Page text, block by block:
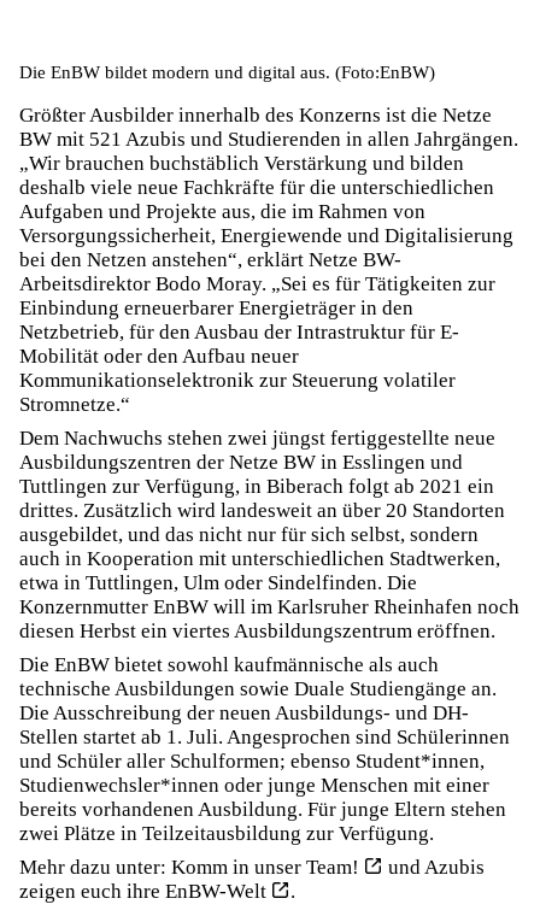
Die EnBW bildet modern und digital aus. (Foto:EnBW)
Größter Ausbilder innerhalb des Konzerns ist die Netze
BW mit 521 Azubis und Studierenden in allen Jahrgängen.
„Wir brauchen buchstäblich Verstärkung und bilden
deshalb viele neue Fachkräfte für die unterschiedlichen
Aufgaben und Projekte aus, die im Rahmen von
Versorgungssicherheit, Energiewende und Digitalisierung
bei den Netzen anstehen“, erklärt Netze BW-
Arbeitsdirektor Bodo Moray. „Sei es für Tätigkeiten zur
Einbindung erneuerbarer Energieträger in den
Netzbetrieb, für den Ausbau der Intrastruktur für E-
Mobilität oder den Aufbau neuer
Kommunikationselektronik zur Steuerung volatiler
Stromnetze.“
Dem Nachwuchs stehen zwei jüngst fertiggestellte neue
Ausbildungszentren der Netze BW in Esslingen und
Tuttlingen zur Verfügung, in Biberach folgt ab 2021 ein
drittes. Zusätzlich wird landesweit an über 20 Standorten
ausgebildet, und das nicht nur für sich selbst, sondern
auch in Kooperation mit unterschiedlichen Stadtwerken,
etwa in Tuttlingen, Ulm oder Sindelfinden. Die
Konzernmutter EnBW will im Karlsruher Rheinhafen noch
diesen Herbst ein viertes Ausbildungszentrum eröffnen.
Die EnBW bietet sowohl kaufmännische als auch
technische Ausbildungen sowie Duale Studiengänge an.
Die Ausschreibung der neuen Ausbildungs- und DH-
Stellen startet ab 1. Juli. Angesprochen sind Schülerinnen
und Schüler aller Schulformen; ebenso Student*innen,
Studienwechsler*innen oder junge Menschen mit einer
bereits vorhandenen Ausbildung. Für junge Eltern stehen
zwei Plätze in Teilzeitausbildung zur Verfügung.
Mehr dazu unter: Komm in unser Team! und Azubis
zeigen euch ihre EnBW-Welt
.